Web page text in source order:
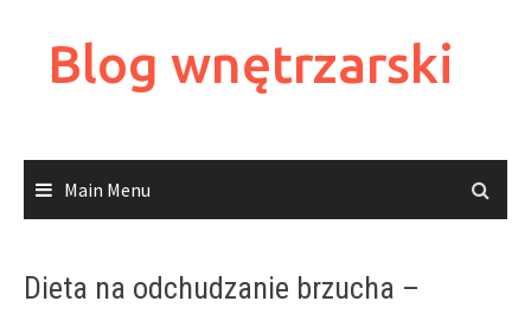
contentBlog wnętrzarski
Main Menu
Dieta na odchudzanie brzucha –